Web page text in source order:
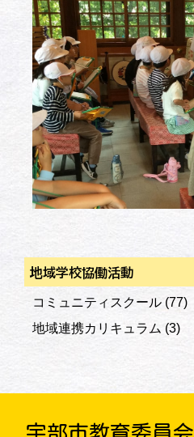
地域学校協働活動
コミュニティスクール (77)
地域連携カリキュラム (3)
宇部市教育委員会